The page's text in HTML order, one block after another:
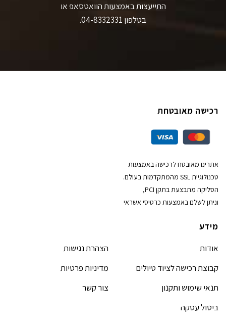
התייעצות באמצעות הוואטסאפ או
בטלפון 04-8332331.
רכישה מאובטחת
אתרינו מאובטח לרכישה באמצעות
טכנולוגיית SSL מהמתקדמות בעולם.
הסליקה מתבצעת בתקן PCI,
וניתן לשלם באמצעות כרטיסי אשראי
מידע
אודות
קבוצת רכישה לציוד טיולים
תנאי שימוש ותקנון
ביטול עסקה
הצהרת נגישות
מדיניות פרטיות
צור קשר